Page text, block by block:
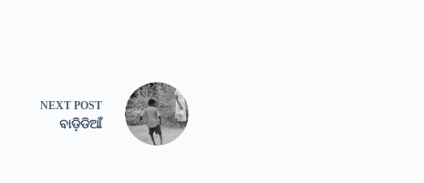
NEXT POST
ବାଡି଼ଡିଆଁ